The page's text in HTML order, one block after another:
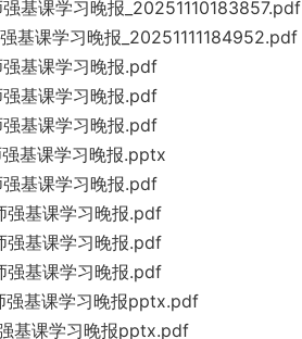
基课学习晚报_20251110183857.pdf
基课学习晚报_20251111184952.pdf
强基课学习晚报.pdf
强基课学习晚报.pdf
强基课学习晚报.pdf
基课学习晚报.pptx
强基课学习晚报.pdf
强基课学习晚报.pdf
强基课学习晚报.pdf
强基课学习晚报.pdf
强基课学习晚报pptx.pdf
基课学习晚报pptx.pdf